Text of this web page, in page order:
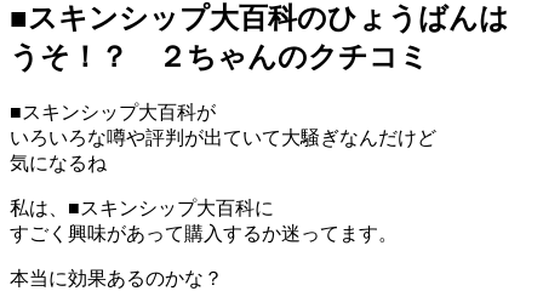
■スキンシップ大百科のひょうばんは
うそ！？ ２ちゃんのクチコミ
■スキンシップ大百科が
いろいろな噂や評判が出ていて大騒ぎなんだけど
気になるね
私は、■スキンシップ大百科に
すごく興味があって購入するか迷ってます。
本当に効果あるのかな？